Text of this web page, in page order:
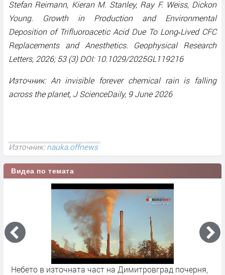
Stefan Reimann, Kieran M. Stanley, Ray F. Weiss, Dickon
Young. Growth in Production and Environmental
Deposition of Trifluoroacetic Acid Due To Long‐Lived CFC
Replacements and Anesthetics. Geophysical Research
Letters, 2026; 53 (3) DOI: 10.1029/2025GL119216
Източник: An invisible forever chemical rain is falling
across the planet, J ScienceDaily, 9 June 2026
Източник:nauka.offnews
Видеа по темата
Димитровград бе обгазен, авария в ТЕЦ-а?